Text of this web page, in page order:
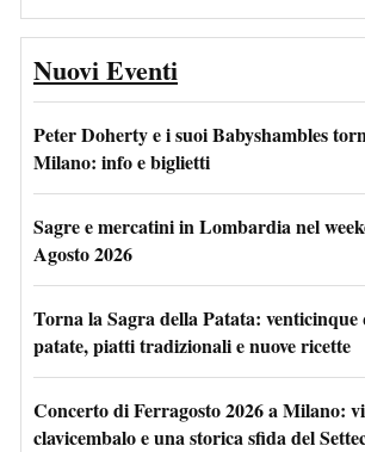
Nuovi Eventi
Peter Doherty e i suoi Babyshambles
Milano: info e biglietti
Sagre e mercatini in Lombardia nel
Agosto 2026
Torna la Sagra della Patata:
patate, piatti tradizionali e nuove ricette
Concerto di Ferragosto 2026 a Milano:
clavicembalo e una storica sfida del